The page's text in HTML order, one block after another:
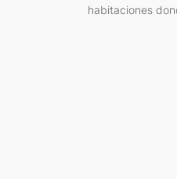
habitaciones